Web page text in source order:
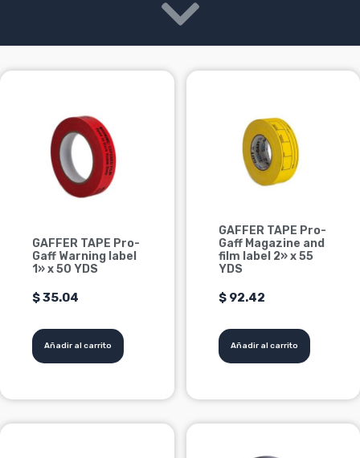
GAFFER TAPE Pro-
Gaff Warning label
1» x 50 YDS
$35.04
Añadir al carrito
GAFFER TAPE Pro-
Gaff Magazine and
film label 2» x 55
YDS
$92.42
Añadir al carrito